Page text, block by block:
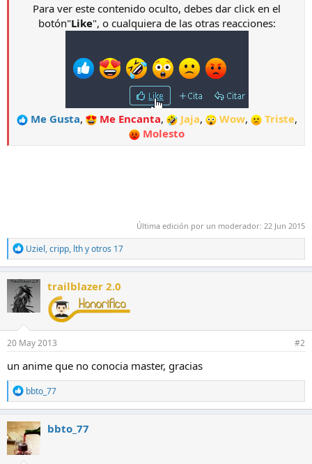
Para ver este contenido oculto, debes dar click en el
botón"Like", o cualquiera de las otras reacciones:
Me Gusta, Me Encanta, Jaja, Wow, Triste,
Molesto
Última edición por un moderador: 22 Jun 2015
R
e
a
c
c
i
o
n
s
Uziel,cripp, lthy otros 17
trailblazer 2.0
20 May 2013 #2
un anime que no conocia master, gracias
R
e
a
c
c
i
o
bbto_77
bbto_77